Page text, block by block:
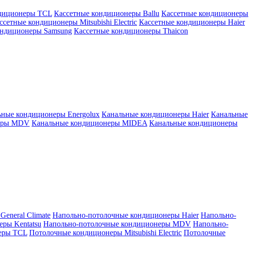
TCL Кассетные кондиционеры Ballu Кассетные кондиционеры
кондиционеры Mitsubishi Electric Кассетные кондиционеры Haier
Samsung Кассетные кондиционеры Thaicon
кондиционеры Energolux Канальные кондиционеры Haier Канальные
MDV Канальные кондиционеры MIDEA Канальные кондиционеры
Climate Напольно-потолочные кондиционеры Haier Напольно-
Kentatsu Напольно-потолочные кондиционеры MDV Напольно-
TCL Потолочные кондиционеры Mitsubishi Electric Потолочные